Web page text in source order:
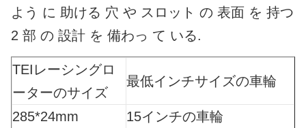
よう に 助ける 穴 や スロット の 表面 を 持つ
2 部 の 設計 を 備わっ て いる.
TEIレーシングロ
ーターのサイズ
最低インチサイズの車輪
285*24mm 15インチの車輪